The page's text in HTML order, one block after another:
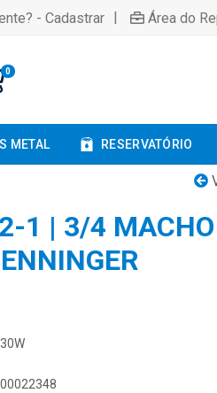
- Cadastrar | Área do
0
METAL RESERVATÓRIO
1 | 3/4